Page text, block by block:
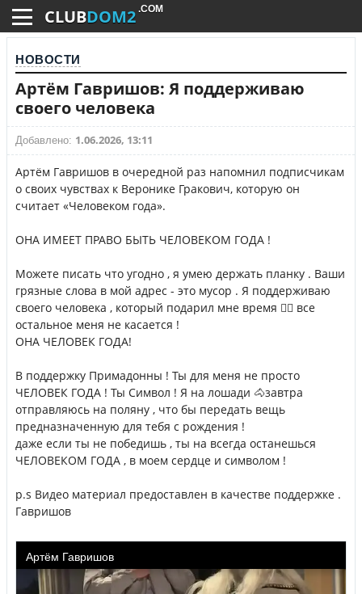
CLUBDOM2 .COM
НОВОСТИ
Артём Гавришов: Я поддерживаю
своего человека
Добавлено: 1.06.2026, 13:11
Артём Гавришов в очередной раз напомнил подписчикам
о своих чувствах к Веронике Гракович, которую он
считает «Человеком года».
ОНА ИМЕЕТ ПРАВО БЫТЬ ЧЕЛОВЕКОМ ГОДА !
Можете писать что угодно , я умею держать планку . Ваши
грязные слова в мой адрес - это мусор . Я поддерживаю
своего человека , который подарил мне время ❤️‍🔥 все
остальное меня не касается !
ОНА ЧЕЛОВЕК ГОДА!
В поддержку Примадонны ! Ты для меня не просто
ЧЕЛОВЕК ГОДА ! Ты Символ ! Я на лошади 🐴завтра
отправляюсь на поляну , что бы передать вещь
предназначенную для тебя с рождения !
даже если ты не победишь , ты на всегда останешься
ЧЕЛОВЕКОМ ГОДА , в моем сердце и символом !
p.s Видео материал предоставлен в качестве поддержке .
Гавришов